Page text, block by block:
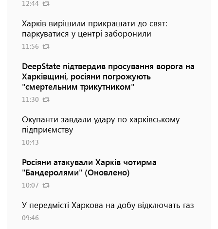
12:44
Харків вирішили прикрашати до свят:
паркуватися у центрі заборонили
11:56
DeepState підтвердив просування ворога на
Харківщині, росіяни погрожують
"смертельним трикутником"
11:30
Окупанти завдали удару по харківському
підприємству
10:43
Росіяни атакували Харків чотирма
"Бандеролями" (Оновлено)
10:07
У передмісті Харкова на добу відключать газ
09:46